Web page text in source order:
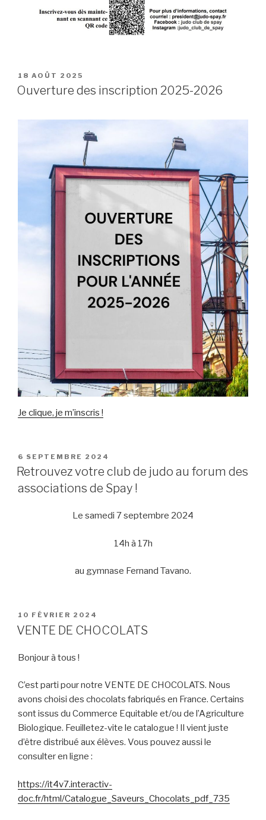
PUBLIÉ
LE
18 AOÛT 2025
Ouverture des inscription 2025-2026
Je clique, je m’inscris !
PUBLIÉ
LE
6 SEPTEMBRE 2024
Retrouvez votre club de judo au forum des
associations de Spay !
Le samedi 7 septembre 2024
14h à 17h
au gymnase Fernand Tavano.
PUBLIÉ
LE
10 FÉVRIER 2024
VENTE DE CHOCOLATS
Bonjour à tous !
C’est parti pour notre VENTE DE CHOCOLATS. Nous
avons choisi des chocolats fabriqués en France. Certains
sont issus du Commerce Equitable et/ou de l’Agriculture
Biologique. Feuilletez-vite le catalogue ! Il vient juste
d’être distribué aux élèves. Vous pouvez aussi le
consulter en ligne :
https://it4v7.interactiv-
doc.fr/html/Catalogue_Saveurs_Chocolats_pdf_735